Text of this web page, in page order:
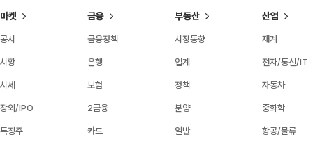
마켓
공시
시황
시세
장외/IPO
특징주
금융
금융정책
은행
보험
2금융
카드
부동산
시장동향
업계
정책
분양
일반
산업
재계
전자/통신/IT
자동차
중화학
항공/물류